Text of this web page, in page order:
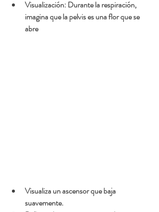
Visualización: Durante la respiración,
imagina que la pelvis es una flor que se
abre
Visualiza un ascensor que baja
suavemente.